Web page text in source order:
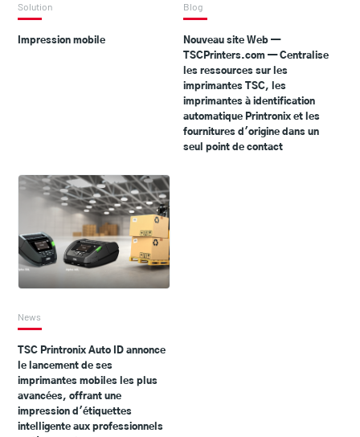
Solution
Impression mobile
Blog
Nouveau site Web —
TSCPrinters.com — Centralise
les ressources sur les
imprimantes TSC, les
imprimantes à identification
automatique Printronix et les
fournitures d'origine dans un
seul point de contact
News
TSC Printronix Auto ID annonce
le lancement de ses
imprimantes mobiles les plus
avancées, offrant une
impression d'étiquettes
intelligente aux professionnels